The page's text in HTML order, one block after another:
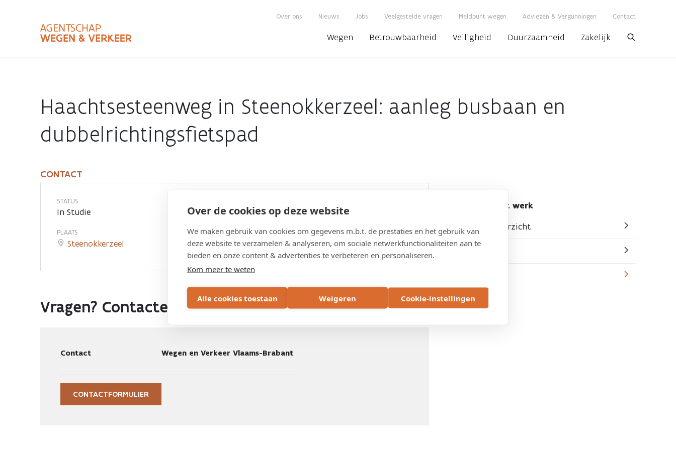
Over de cookies op deze website
We maken gebruik van cookies om gegevens m.b.t. de prestaties en het gebruik van
deze website te verzamelen & analyseren, om sociale netwerkfunctionaliteiten aan te
bieden en onze content & advertenties te verbeteren en personaliseren.
Kom meer te weten
Alle cookies toestaan Weigeren Cookie-instellingen
Over ons Nieuws Jobs Veelgestelde vragen Meldpunt wegen Adviezen & Vergunningen Contact
Wegen Betrouwbaarheid Veiligheid Duurzaamheid Zakelijk
Zoekbalk
Haachtsesteenweg in Steenokkerzeel: aanleg busbaan en
dubbelrichtingsfietspad
Contact
CONTACT
STATUS
In Studie Vlaams-Brabant
PLAATS
Steenokkerzeel
WEG
N21 N227
Vragen? Contacteer ons:
Contact Wegen en Verkeer Vlaams-Brabant
CONTACTFORMULIER
Alles over dit werk
Algemeen overzicht